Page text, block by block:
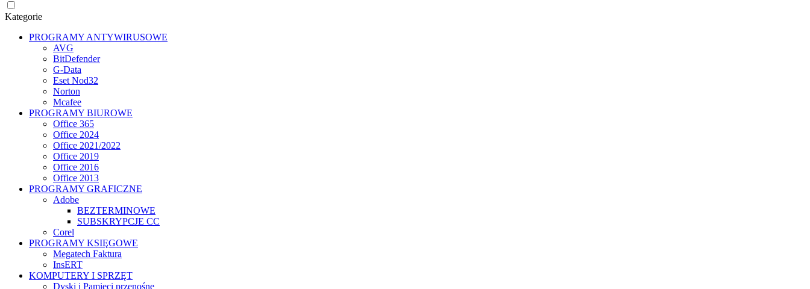
Kategorie
PROGRAMY ANTYWIRUSOWE
AVG
BitDefender
G-Data
Eset Nod32
Norton
Mcafee
PROGRAMY BIUROWE
Office 365
Office 2024
Office 2021/2022
Office 2019
Office 2016
Office 2013
PROGRAMY GRAFICZNE
Adobe
BEZTERMINOWE
SUBSKRYPCJE CC
Corel
PROGRAMY KSIĘGOWE
Megatech Faktura
InsERT
KOMPUTERY I SPRZĘT
Dyski i Pamięci przenośne